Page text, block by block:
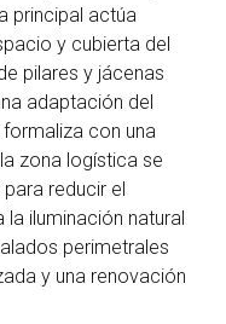
principal actúa
y cubierta del
pilares y jácenas
adaptación del
con una
zona logística se
reducir el
iluminación natural
perimetrales
y una renovación